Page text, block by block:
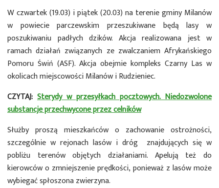
W czwartek (19.03) i piątek (20.03) na terenie gminy Milanów
w powiecie parczewskim przeszukiwane będą lasy w
poszukiwaniu padłych dzików. Akcja realizowana jest w
ramach działań związanych ze zwalczaniem Afrykańskiego
Pomoru Świń (ASF). Akcja obejmie kompleks Czarny Las w
okolicach miejscowości Milanów i Rudzieniec.
CZYTAJ: Sterydy w przesyłkach pocztowych. Niedozwolone
substancje przechwycone przez celników
Służby proszą mieszkańców o zachowanie ostrożności,
szczególnie w rejonach lasów i dróg znajdujących się w
pobliżu terenów objętych działaniami. Apelują też do
kierowców o zmniejszenie prędkości, ponieważ z lasów może
wybiegać spłoszona zwierzyna.